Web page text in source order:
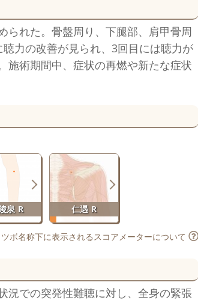
られた。骨盤周り、下腿部、肩甲骨周
力の改善が見られ、3回目には聴力が
施術期間中、症状の再燃や新たな症状
泉 R 仁遇 R
ツボ名称下に表示されるスコアメーターについて
況での突発性難聴に対し、全身の緊張